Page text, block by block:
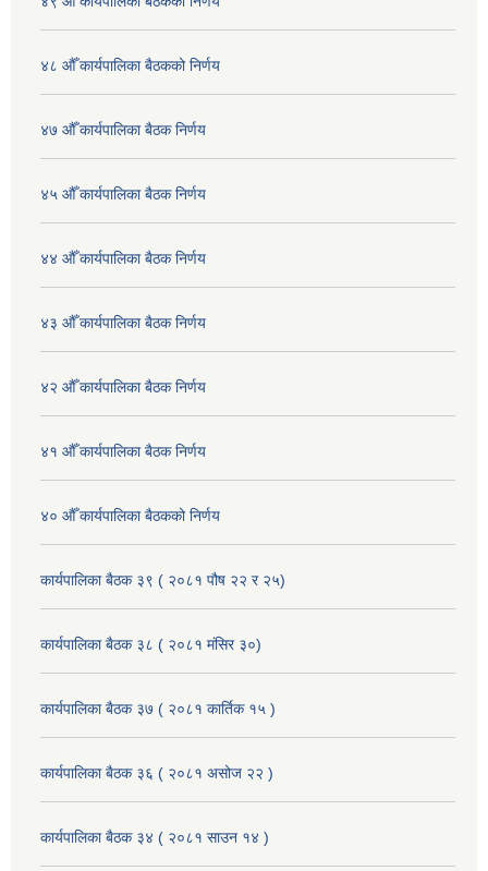
४८ औँ कार्यपालिका बैठकको निर्णय
४७ औँ कार्यपालिका बैठक निर्णय
४५ औँ कार्यपालिका बैठक निर्णय
४४ औँ कार्यपालिका बैठक निर्णय
४३ औँ कार्यपालिका बैठक निर्णय
४२ औँ कार्यपालिका बैठक निर्णय
४१ औँ कार्यपालिका बैठक निर्णय
४० औँ कार्यपालिका बैठकको निर्णय
कार्यपालिका बैठक ३९ ( २०८१ पौष २२ र २५)
कार्यपालिका बैठक ३८ ( २०८१ मंसिर ३०)
कार्यपालिका बैठक ३७ ( २०८१ कार्तिक १५ )
कार्यपालिका बैठक ३६ ( २०८१ असोज २२ )
कार्यपालिका बैठक ३४ ( २०८१ साउन १४ )